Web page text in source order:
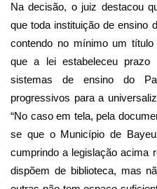
Na decisão, o juiz destacou
que toda instituição de ensino
contendo no mínimo um
que a lei estabeleceu
sistemas de ensino do
progressivos para a
“No caso em tela, pela
se que o Município de
cumprindo a legislação acima
dispõem de biblioteca, mas